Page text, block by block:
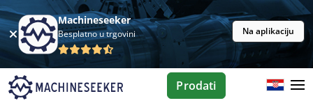
Machineseeker
Besplatno u trgovini Na aplikaciju
Prodati